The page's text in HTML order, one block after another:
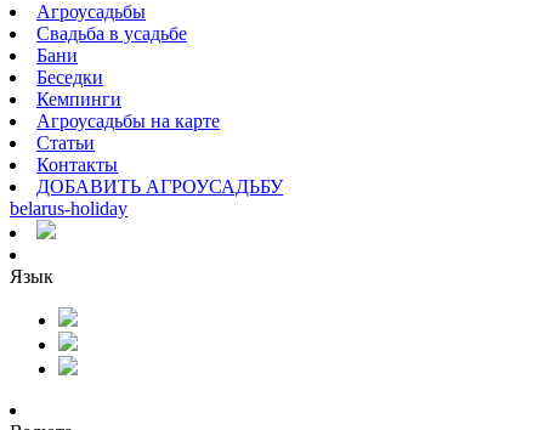
Агроусадьбы
Свадьба в усадьбе
Бани
Беседки
Кемпинги
Агроусадьбы на карте
Статьи
Контакты
ДОБАВИТЬ АГРОУСАДЬБУ
belarus-holiday
Язык